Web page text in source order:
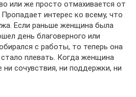
или же просто отмахивается от
интерес ко всему, что
Если раньше женщина была
день благоверного или
с работы, то теперь она
плевать. Когда женщина
сочувствия, ни поддержки, ни